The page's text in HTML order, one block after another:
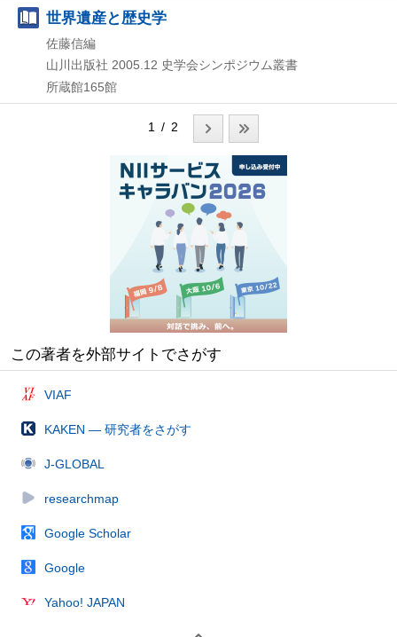
世界遺産と歴史学
佐藤信編
山川出版社 2005.12 史学会シンポジウム叢書
所蔵館165館
1 / 2
この著者を外部サイトでさがす
VIAF
KAKEN — 研究者をさがす
J-GLOBAL
researchmap
Google Scholar
Google
Yahoo! JAPAN